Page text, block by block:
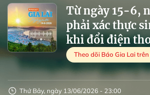
Từ ngày 15-6,
phải xác thực
khi đổi điện
Theo dõi Báo Gia Lai trên
Thứ Bảy, ngày 13/06/2026 - 23:00